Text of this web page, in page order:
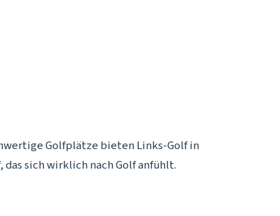
Golfplätze bieten Links-Golf in
sich wirklich nach Golf anfühlt.